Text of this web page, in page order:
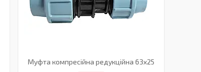
Муфта компресійна редукційна 63х25